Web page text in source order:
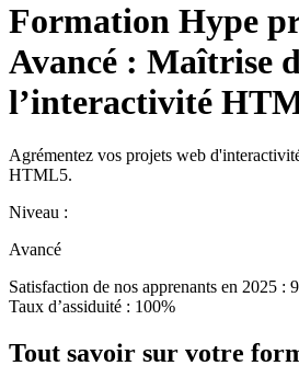
Formation Hype
Avancé : Maîtrise
l’interactivité
Agrémentez vos projets web
HTML5.
Niveau :
Avancé
Satisfaction de nos apprenants en 2025 :
Taux d’assiduité : 100%
Tout savoir sur votre